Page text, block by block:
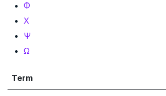
Φ
Χ
Ψ
Ω
Term